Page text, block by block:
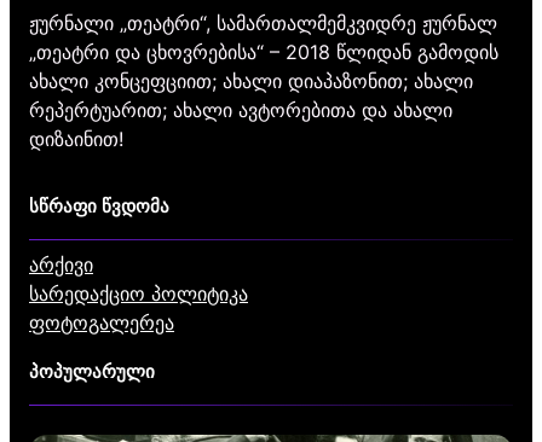
ჟურნალი „თეატრი“, სამართალმემკვიდრე ჟურნალ
„თეატრი და ცხოვრებისა“ – 2018 წლიდან გამოდის
ახალი კონცეფციით; ახალი დიაპაზონით; ახალი
რეპერტუარით; ახალი ავტორებითა და ახალი
დიზაინით!
სწრაფი წვდომა
არქივი
სარედაქციო პოლიტიკა
ფოტოგალერეა
პოპულარული